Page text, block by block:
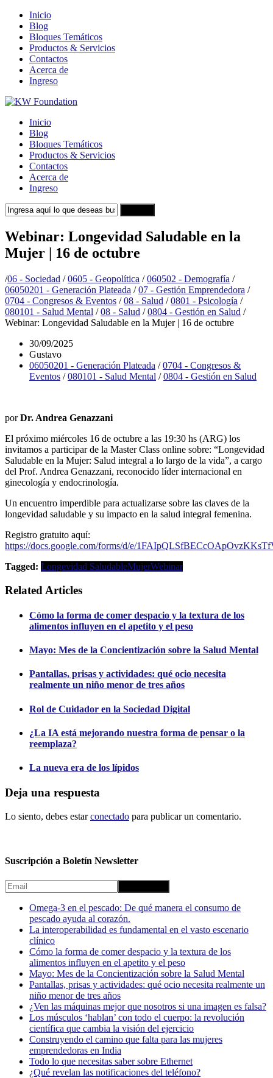
Inicio
Blog
Bloques Temáticos
Productos & Servicios
Contactos
Acerca de
Ingreso
Inicio
Blog
Bloques Temáticos
Productos & Servicios
Contactos
Acerca de
Ingreso
Webinar: Longevidad Saludable en la
Mujer | 16 de octubre
/06 - Sociedad / 0605 - Geopolítica / 060502 - Demografía /
06050201 - Generación Plateada / 07 - Gestión Emprendedora /
0704 - Congresos & Eventos / 08 - Salud / 0801 - Psicología /
080101 - Salud Mental / 08 - Salud / 0804 - Gestión en Salud /
Webinar: Longevidad Saludable en la Mujer | 16 de octubre
30/09/2025
Gustavo
06050201 - Generación Plateada /0704 - Congresos &
Eventos /080101 - Salud Mental /0804 - Gestión en Salud
porDr. Andrea Genazzani
El próximo miércoles 16 de octubre a las 19:30 hs (ARG) los
invitamos a participar de la Master Class online sobre: “Longevidad
Saludable en la Mujer: Salud integral a lo largo de la vida”, a cargo
del Prof. Andrea Genazzani, reconocido líder internacional en
ginecología y endocrinología.
Un encuentro imperdible para actualizarse sobre las claves de la
longevidad saludable y su impacto en la salud integral femenina.
Registro gratuito aquí:
https://docs.google.com/forms/d/e/
Tagged: Longevidad SaludableMujerWebinar
Related Articles
Cómo la forma de comer despacio y la textura de los
alimentos influyen en el apetito y el peso
Mayo: Mes de la Concientización sobre la Salud Mental
Pantallas, prisas y actividades: qué ocio necesita
realmente un niño menor de tres años
Rol de Cuidador en la Sociedad Digital
¿La IA está mejorando nuestra forma de pensar o la
reemplaza?
La nueva era de los lípidos
Deja una respuesta
Lo siento, debes estarconectado para publicar un comentario.
Suscripción a Boletín Newsletter
Omega-3 en el pescado: De qué manera el consumo de
pescado ayuda al corazón.
La interoperabilidad es fundamental en el vasto escenario
clínico
Cómo la forma de comer despacio y la textura de los
alimentos influyen en el apetito y el peso
Mayo: Mes de la Concientización sobre la Salud Mental
Pantallas, prisas y actividades: qué ocio necesita realmente un
niño menor de tres años
¿Ven las máquinas mejor que nosotros si una imagen es falsa?
Los músculos ‘hablan’ con todo el cuerpo: la revolución
científica que cambia la visión del ejercicio
Construyendo el camino que falta para las mujeres
emprendedoras en India
Todo lo que necesitas saber sobre Ethernet
¿Qué revelan las notificaciones del teléfono?